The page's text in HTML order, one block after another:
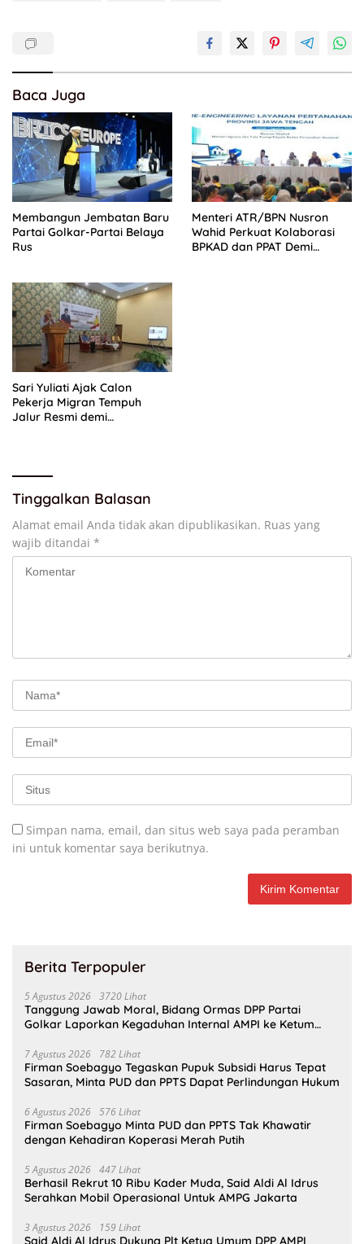
Baca Juga
Membangun Jembatan Baru
Partai Golkar-Partai Belaya
Rus
Menteri ATR/BPN Nusron
Wahid Perkuat Kolaborasi
BPKAD dan PPAT Demi
Sari Yuliati Ajak Calon
Pekerja Migran Tempuh
Jalur Resmi demi
Tinggalkan Balasan
Alamat email Anda tidak akan dipublikasikan. Ruas yang
wajib ditandai *
Simpan nama, email, dan situs web saya pada peramban
ini untuk komentar saya berikutnya.
Berita Terpopuler
5 Agustus 2026 3720 Lihat
Tanggung Jawab Moral, Bidang Ormas DPP Partai
Golkar Laporkan Kegaduhan Internal AMPI ke Ketum
7 Agustus 2026 782 Lihat
Firman Soebagyo Tegaskan Pupuk Subsidi Harus Tepat
Sasaran, Minta PUD dan PPTS Dapat Perlindungan Hukum
6 Agustus 2026 576 Lihat
Firman Soebagyo Minta PUD dan PPTS Tak Khawatir
dengan Kehadiran Koperasi Merah Putih
5 Agustus 2026 447 Lihat
Berhasil Rekrut 10 Ribu Kader Muda, Said Aldi Al Idrus
Serahkan Mobil Operasional Untuk AMPG Jakarta
3 Agustus 2026 159 Lihat
Said Aldi Al Idrus Dukung Plt Ketua Umum DPP AMPI